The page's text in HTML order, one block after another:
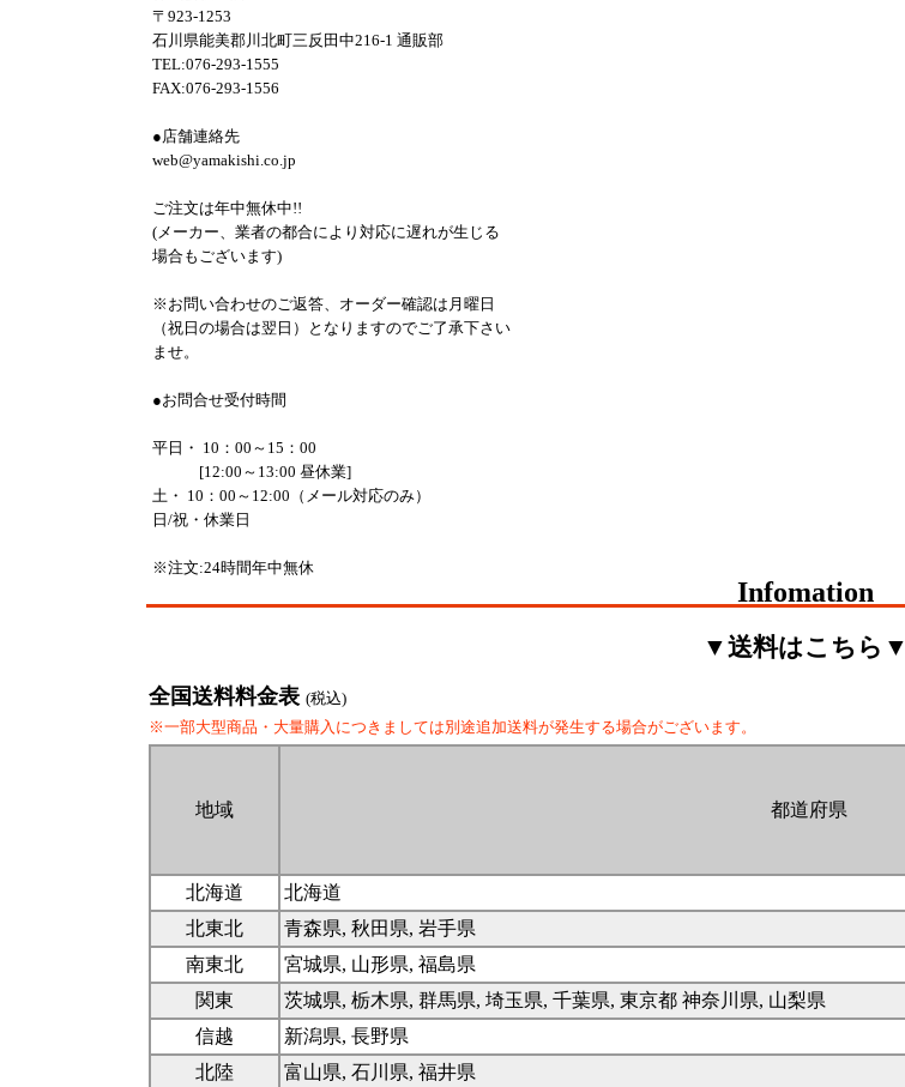
〒923-1253
石川県能美郡川北町三反田中216-1 通販部
TEL:076-293-1555
FAX:076-293-1556
●店舗連絡先
web@yamakishi.co.jp
ご注文は年中無休中!!
(メーカー、業者の都合により対応に遅れが生じる
場合もございます)
※お問い合わせのご返答、オーダー確認は月曜日
（祝日の場合は翌日）となりますのでご了承下さい
ませ。
●お問合せ受付時間
平日・ 10：00～15：00
[12:00～13:00 昼休業]
土・ 10：00～12:00（メール対応のみ）
日/祝・休業日
※注文:24時間年中無休
Infomation
▼送料はこちら▼
全国送料料金表 (税込)
※一部大型商品・大量購入につきましては別途追加送料が発生する場合がございます。
地域 都道府県
北海道 北海道
北東北
青森県, 秋田県, 岩手県
南東北
宮城県, 山形県, 福島県
関東
茨城県, 栃木県, 群馬県, 埼玉県, 千葉県, 東京都 神奈川県, 山梨県
信越
新潟県, 長野県
北陸
富山県, 石川県, 福井県